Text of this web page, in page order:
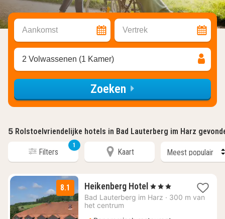
Aankomst Vertrek
2 Volwassenen (1 Kamer)
Zoeken
5 Rolstoelvriendelijke hotels in Bad Lauterberg im Harz
Filters
1
Kaart
8.1 Heikenberg Hotel 1
nacht
, 3 Sterren
Bad Lauterberg im Harz · 300 m van
het centrum